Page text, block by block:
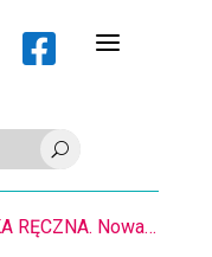
 a
U
PIŁKA RĘCZNA. Nowa bramkarka Szczypiorna. Grała w Norwegii